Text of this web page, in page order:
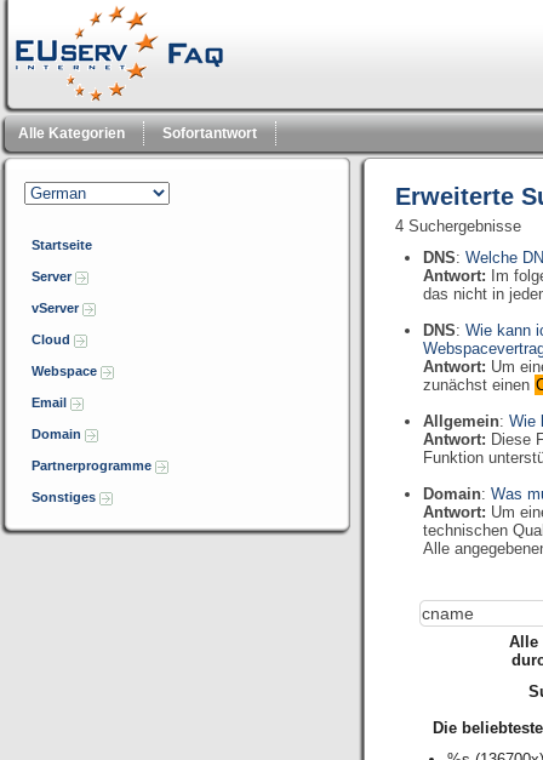
Alle Kategorien Sofortantwort
Startseite
Server
vServer
Cloud
Webspace
Email
Domain
Partnerprogramme
Sonstiges
Erweiterte
4 Suchergebnisse
DNS:Welche
Antwort:
Im
das nicht in
DNS:Wie kann
Antwort: Um
zunächst einen
Allgemein:Wie
Antwort: Diese
Funktion
Domain:Was
Antwort: Um
technischen
Alle
Alle
Die